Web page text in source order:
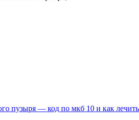
пузыря — код по мкб 10 и как лечить